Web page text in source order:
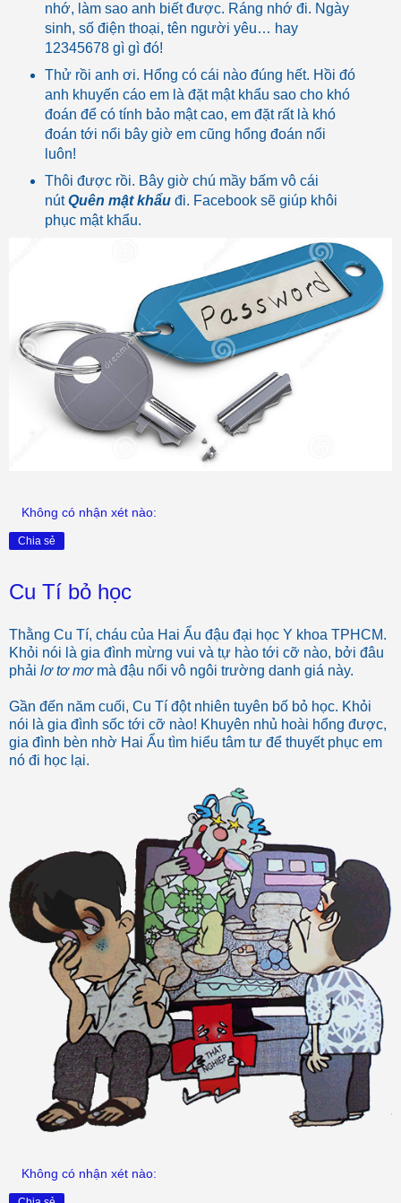
nhớ, làm sao anh biết được. Ráng nhớ đi. Ngày
sinh, số điện thoại, tên người yêu… hay
12345678 gì gì đó!
Thử rồi anh ơi. Hổng có cái nào đúng hết. Hồi đó
anh khuyến cáo em là đặt mật khẩu sao cho khó
đoán để có tính bảo mật cao, em đặt rất là khó
đoán tới nổi bây giờ em cũng hổng đoán nổi
luôn!
Thôi được rồi. Bây giờ chú mầy bấm vô cái
nútQuên mật khẩuđi. Facebook sẽ giúp khôi
phục mật khẩu.
Không có nhận xét nào:
Chia sẻ
Cu Tí bỏ học
Thằng Cu Tí, cháu của Hai Ẩu đậu đại học Y khoa TPHCM.
Khỏi nói là gia đình mừng vui và tự hào tới cỡ nào, bởi đâu
phải lơ tơ mơmà đậu nổi vô ngôi trường danh giá này.
Gần đến năm cuối, Cu Tí đột nhiên tuyên bố bỏ học. Khỏi
nói là gia đình sốc tới cỡ nào! Khuyên nhủ hoài hổng được,
gia đình bèn nhờ Hai Ẩu tìm hiểu tâm tư để thuyết phục em
nó đi học lại.
Không có nhận xét nào: